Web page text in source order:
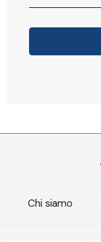
Chi siamo